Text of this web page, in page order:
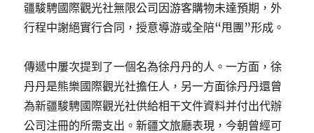
疆駿騁國際觀光社無限公司因游客購物未達預期，外
行程中謝絕實行合同，授意導游或全陪“甩團”形成。
傳遞中屢次提到了一個名為徐丹丹的人。一方面，徐
丹丹是熊樂國際觀光社擔任人，另一方面徐丹丹還曾
為新疆駿騁國際觀光社供給相干文件資料并付出代辦
公司注冊的所需支出。新疆文旅廳表現，今朝曾經可